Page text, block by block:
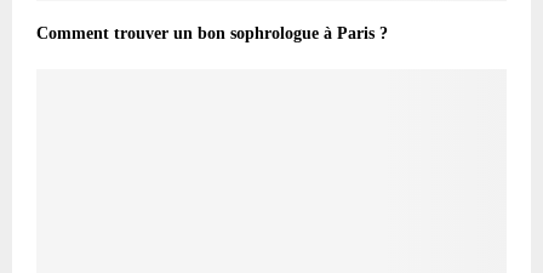
Comment trouver un bon sophrologue à Paris ?